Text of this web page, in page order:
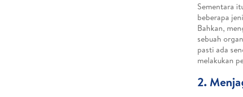
Sementara
beberapa
Bahkan,
sebuah
pasti ada
melakukan
2.